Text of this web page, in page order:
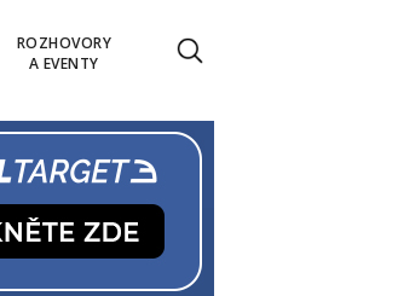
ROZHOVORY
A EVENTY